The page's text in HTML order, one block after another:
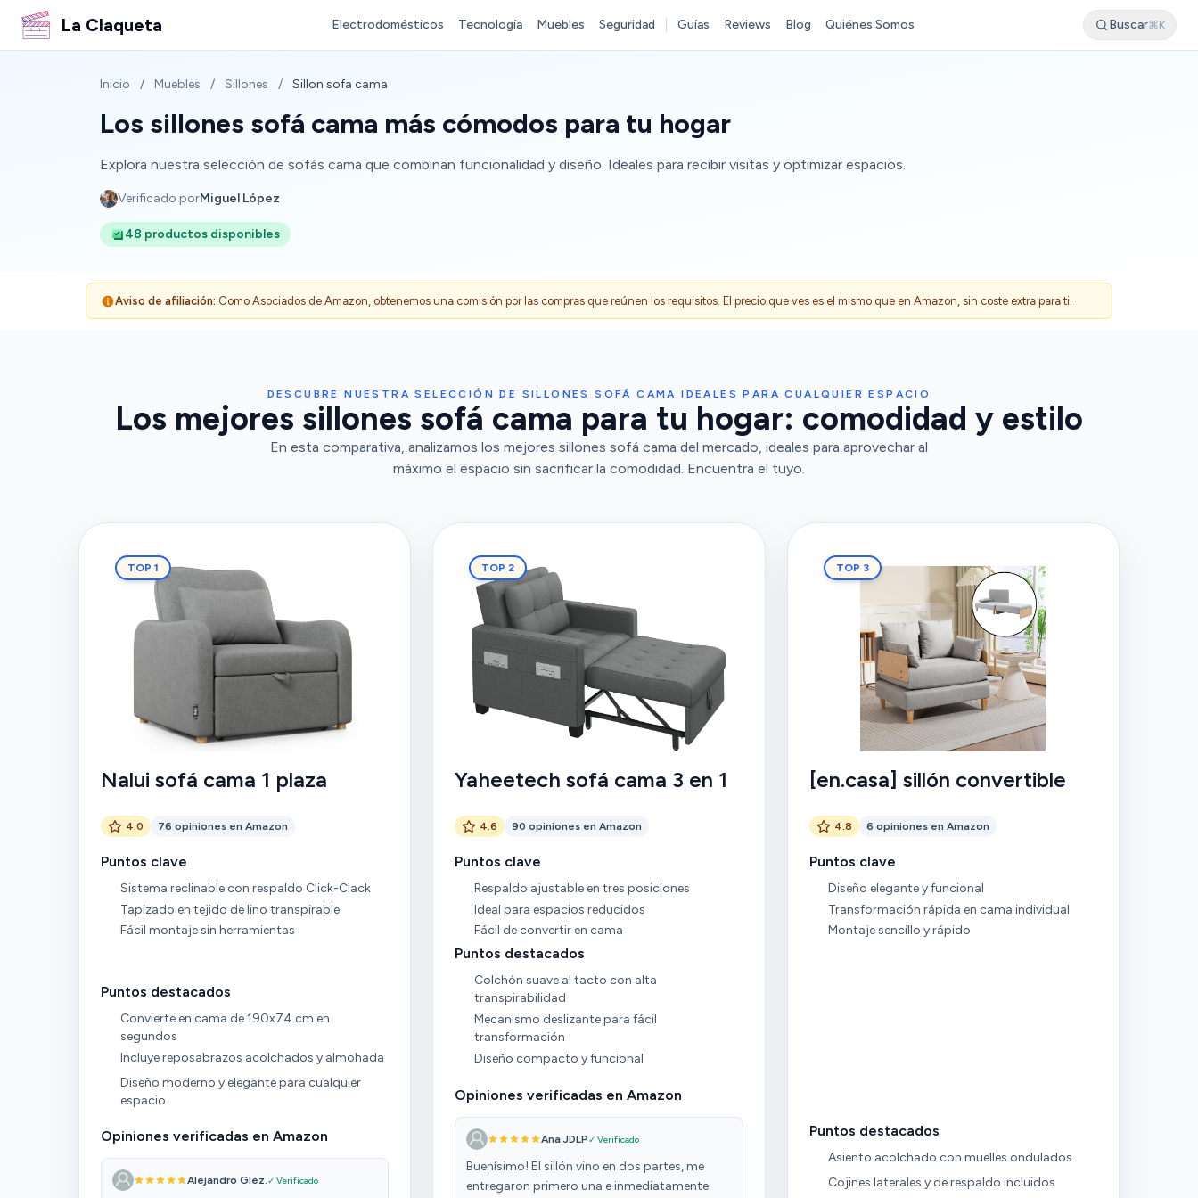
La Claqueta Electrodomésticos Tecnología Muebles Seguridad Guías Reviews Blog Quiénes Somos Buscar⌘K
Inicio / Muebles / Sillones / Sillon sofa cama
Los sillones sofá cama más cómodos para tu hogar
Explora nuestra selección de sofás cama que combinan funcionalidad y diseño. Ideales para recibir visitas y optimizar espacios.
Verificado porMiguel López
48 productos disponibles
Aviso de afiliación: Como Asociados de Amazon, obtenemos una comisión por las compras que reúnen los requisitos. El precio que ves es el mismo que en Amazon, sin coste extra para ti.
DESCUBRE NUESTRA SELECCIÓN DE SILLONES SOFÁ CAMA IDEALES PARA CUALQUIER ESPACIO
Los mejores sillones sofá cama para tu hogar: comodidad y estilo
En esta comparativa, analizamos los mejores sillones sofá cama del mercado, ideales para aprovechar al
máximo el espacio sin sacrificar la comodidad. Encuentra el tuyo.
TOP 1
Nalui sofá cama 1 plaza
4.0 76 opiniones en Amazon
Puntos clave
Sistema reclinable con respaldo Click-Clack
Tapizado en tejido de lino transpirable
Fácil montaje sin herramientas
Puntos destacados
Convierte en cama de 190x74 cm en
segundos
Incluye reposabrazos acolchados y almohada
Diseño moderno y elegante para cualquier
espacio
Opiniones verificadas en Amazon
Alejandro Glez.✓ Verificado
TOP 2
Yaheetech sofá cama 3 en 1
4.6 90 opiniones en Amazon
Puntos clave
Respaldo ajustable en tres posiciones
Ideal para espacios reducidos
Fácil de convertir en cama
Puntos destacados
Colchón suave al tacto con alta
transpirabilidad
Mecanismo deslizante para fácil
transformación
Diseño compacto y funcional
Opiniones verificadas en Amazon
Ana JDLP✓ Verificado
Buenísimo! El sillón vino en dos partes, me
entregaron primero una e inmediatamente
TOP 3
[en.casa] sillón convertible
4.8 6 opiniones en Amazon
Puntos clave
Diseño elegante y funcional
Transformación rápida en cama individual
Montaje sencillo y rápido
Puntos destacados
Asiento acolchado con muelles ondulados
Cojines laterales y de respaldo incluidos